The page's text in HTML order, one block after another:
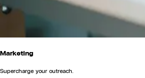
Marketing
Supercharge your outreach.